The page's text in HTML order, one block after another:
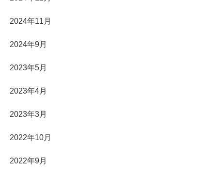
2024年11月
2024年9月
2023年5月
2023年4月
2023年3月
2022年10月
2022年9月